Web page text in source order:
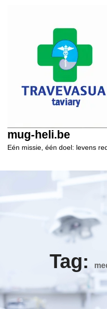
mug-heli.be
Eén missie, één doel: levens
Tag: